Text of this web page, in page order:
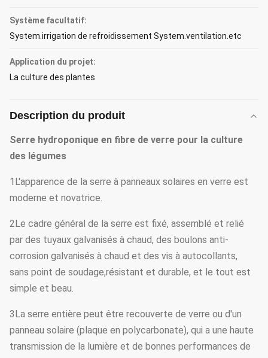
Système facultatif:
System.irrigation de refroidissement System.ventilation.etc
Application du projet:
La culture des plantes
Description du produit
Serre hydroponique en fibre de verre pour la culture
des légumes
1L'apparence de la serre à panneaux solaires en verre est
moderne et novatrice.
2Le cadre général de la serre est fixé, assemblé et relié
par des tuyaux galvanisés à chaud, des boulons anti-
corrosion galvanisés à chaud et des vis à autocollants,
sans point de soudage,résistant et durable, et le tout est
simple et beau.
3La serre entière peut être recouverte de verre ou d'un
panneau solaire (plaque en polycarbonate), qui a une haute
transmission de la lumière et de bonnes performances de